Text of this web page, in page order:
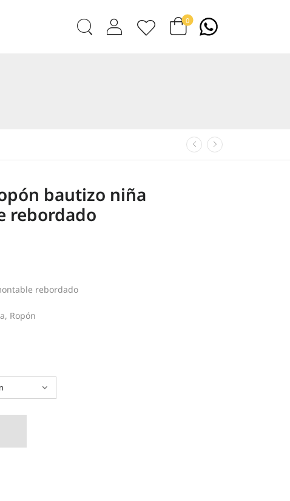
0
bautizo niña
rebordado
rebordado
, Ropón